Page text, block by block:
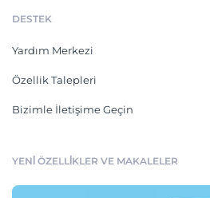
DESTEK
Yardım Merkezi
Özellik Talepleri
Bizimle İletişime Geçin
YENİ ÖZELLİKLER VE MAKALELER